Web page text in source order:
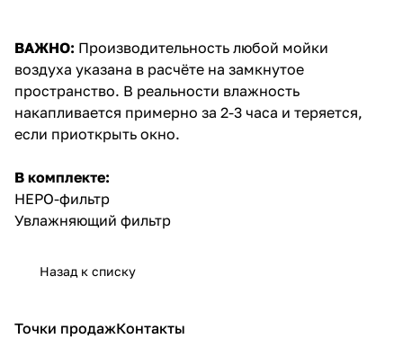
ВАЖНО: Производительность любой мойки
воздуха указана в расчёте на замкнутое
пространство. В реальности влажность
накапливается примерно за 2-3 часа и теряется,
если приоткрыть окно.
В комплекте:
НЕРО-фильтр
Увлажняющий фильтр
Назад к списку
Точки продажКонтакты